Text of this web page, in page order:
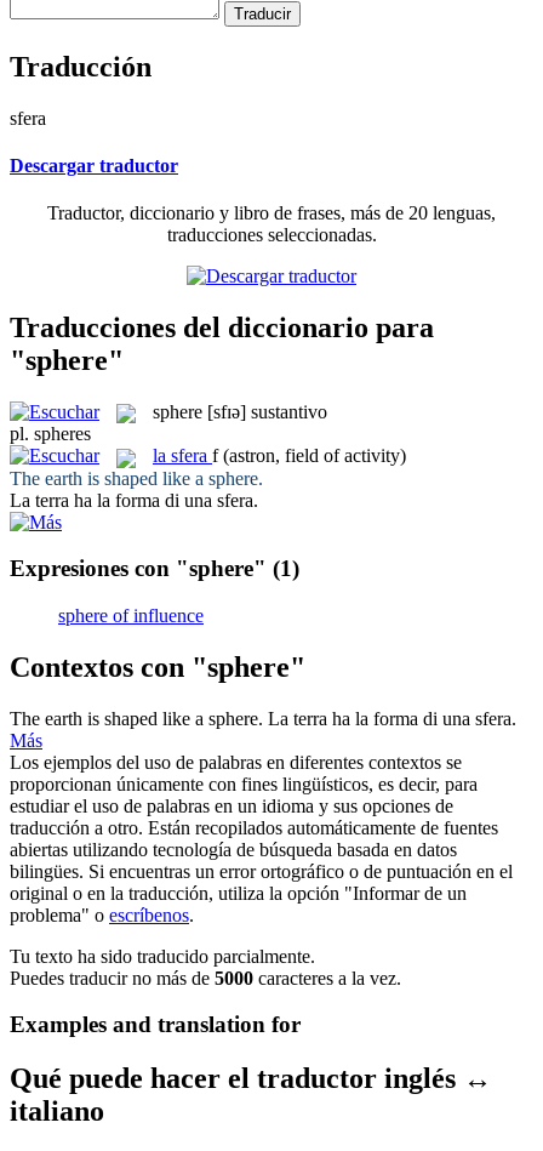
Traducción
sfera
Descargar traductor
Traductor, diccionario y libro de frases, más de 20 lenguas,
traducciones seleccionadas.
Traducciones del diccionario para
"sphere"
sphere [sfɪə] sustantivo
pl. spheres
la sfera f (astron, field of activity)
The earth is shaped like a sphere.
La terra ha la forma di una sfera.
Expresiones con "sphere" (1)
sphere of influence
Contextos con "sphere"
The earth is shaped like a sphere. La terra ha la forma di una sfera.
Más
Los ejemplos del uso de palabras en diferentes contextos se
proporcionan únicamente con fines lingüísticos, es decir, para
estudiar el uso de palabras en un idioma y sus opciones de
traducción a otro. Están recopilados automáticamente de fuentes
abiertas utilizando tecnología de búsqueda basada en datos
bilingües. Si encuentras un error ortográfico o de puntuación en el
original o en la traducción, utiliza la opción "Informar de un
problema" o escríbenos.
Tu texto ha sido traducido parcialmente.
Puedes traducir no más de 5000 caracteres a la vez.
Examples and translation for
Qué puede hacer el traductor inglés ↔
italiano